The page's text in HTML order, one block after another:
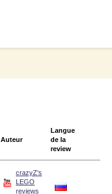
Auteur
Langue
de la
review
crazyZ's
LEGO
reviews